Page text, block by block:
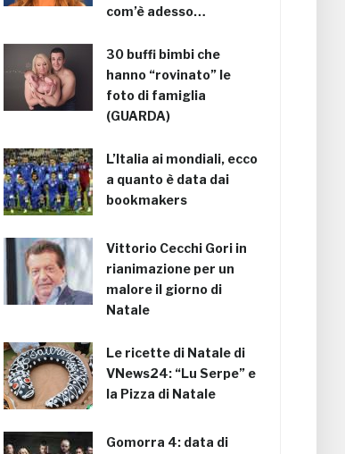
com’è adesso…
30 buffi bimbi che
hanno “rovinato” le
foto di famiglia
(GUARDA)
L’Italia ai mondiali, ecco
a quanto è data dai
bookmakers
Vittorio Cecchi Gori in
rianimazione per un
malore il giorno di
Natale
Le ricette di Natale di
VNews24: “Lu Serpe” e
la Pizza di Natale
Gomorra 4: data di